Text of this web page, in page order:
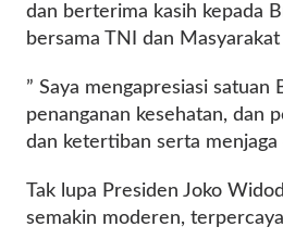
J
a
i
A
d
U
t
dan berterima kasih kepada
bersama TNI dan
” Saya mengapresiasi
penanganan kesehatan, dan
dan ketertiban serta menjaga
Tak lupa Presiden Joko
semakin moderen,